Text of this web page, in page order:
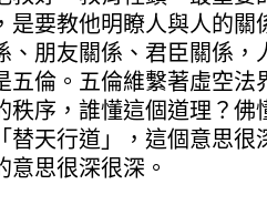
要教他明瞭人與人的關
朋友關係、君臣關係，
五倫。五倫維繫著虛空法
秩序，誰懂這個道理？佛
天行道」，這個意思很
意思很深很深。